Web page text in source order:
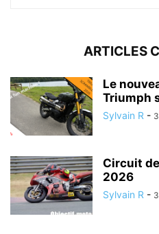
ARTICLES
Le
Triumph
Sylvain R -
Circuit
2026
Sylvain R -